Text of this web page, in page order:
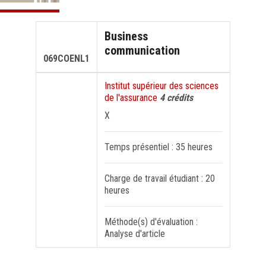
RECHERCHE
INTERNATIONAL
FORMATION PROFESSIONNELLE
069COENL1
Business
communication
Institut supérieur des sciences
de l'assurance 4 crédits
X
Temps présentiel : 35 heures
Charge de travail étudiant : 20
heures
Méthode(s) d'évaluation :
Analyse d'article